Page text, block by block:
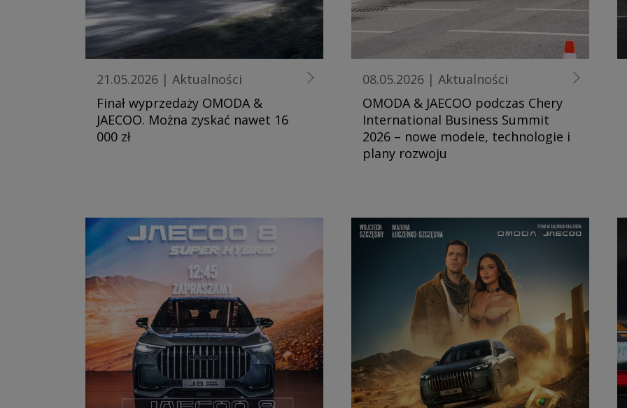
21.05.2026 | Aktualności
Finał wyprzedaży OMODA &
JAECOO. Można zyskać nawet 16
000 zł
08.05.2026 | Aktualności
OMODA & JAECOO podczas Chery
International Business Summit
2026 – nowe modele, technologie i
plany rozwoju